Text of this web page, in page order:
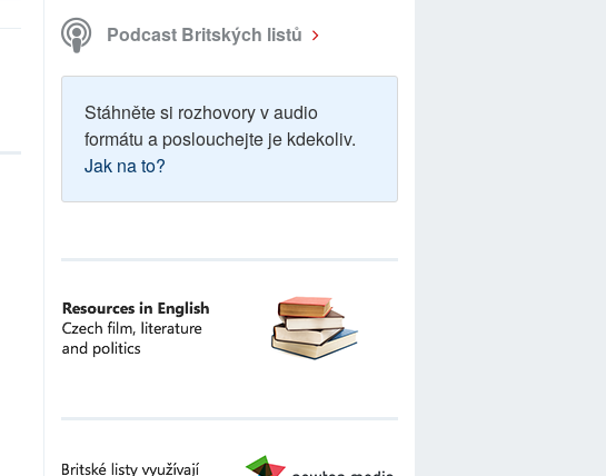
Podcast Britských listů
Stáhněte si rozhovory v audio
formátu a poslouchejte je kdekoliv.
Jak na to?